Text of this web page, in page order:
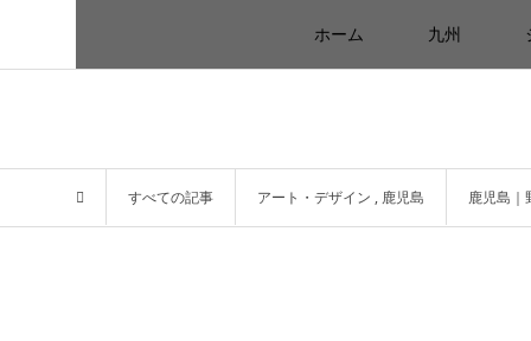
ホーム 九州
すべての記事 アート・デザイン , 鹿児島 鹿児島｜